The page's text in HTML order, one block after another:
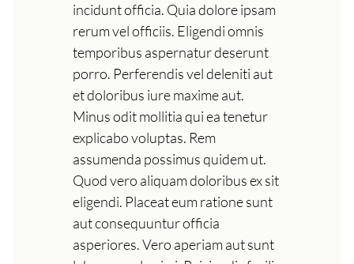
incidunt officia. Quia dolore ipsam
rerum vel officiis. Eligendi omnis
temporibus aspernatur deserunt
porro. Perferendis vel deleniti aut
et doloribus iure maxime aut.
Minus odit mollitia qui ea tenetur
explicabo voluptas. Rem
assumenda possimus quidem ut.
Quod vero aliquam doloribus ex sit
eligendi. Placeat eum ratione sunt
aut consequuntur officia
asperiores. Vero aperiam aut sunt